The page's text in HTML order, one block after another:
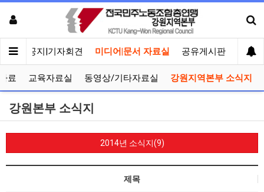
인 공지|기자회견 미디어|문서 자료실 공유게시판 선거
료 교육자료실 동영상/기타자료실 강원지역본부 소식지
강원본부 소식지
2014년 소식지(9)
제목